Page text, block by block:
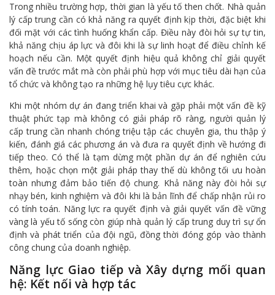
Trong nhiều trường hợp, thời gian là yếu tố then chốt. Nhà quản
lý cấp trung cần có khả năng ra quyết định kịp thời, đặc biệt khi
đối mặt với các tình huống khẩn cấp. Điều này đòi hỏi sự tự tin,
khả năng chịu áp lực và đôi khi là sự linh hoạt để điều chỉnh kế
hoạch nếu cần. Một quyết định hiệu quả không chỉ giải quyết
vấn đề trước mắt mà còn phải phù hợp với mục tiêu dài hạn của
tổ chức và không tạo ra những hệ lụy tiêu cực khác.
Khi một nhóm dự án đang triển khai và gặp phải một vấn đề kỹ
thuật phức tạp mà không có giải pháp rõ ràng, người quản lý
cấp trung cần nhanh chóng triệu tập các chuyên gia, thu thập ý
kiến, đánh giá các phương án và đưa ra quyết định về hướng đi
tiếp theo. Có thể là tạm dừng một phần dự án để nghiên cứu
thêm, hoặc chọn một giải pháp thay thế dù không tối ưu hoàn
toàn nhưng đảm bảo tiến độ chung. Khả năng này đòi hỏi sự
nhạy bén, kinh nghiệm và đôi khi là bản lĩnh để chấp nhận rủi ro
có tính toán. Năng lực ra quyết định và giải quyết vấn đề vững
vàng là yếu tố sống còn giúp nhà quản lý cấp trung duy trì sự ổn
định và phát triển của đội ngũ, đồng thời đóng góp vào thành
công chung của doanh nghiệp.
Năng lực Giao tiếp và Xây dựng mối quan
hệ: Kết nối và hợp tác